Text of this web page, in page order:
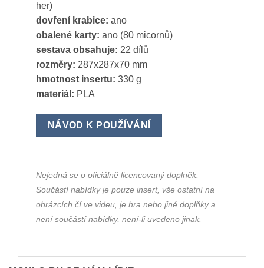
her)
dovření krabice: ano
obalené karty: ano (80 micornů)
sestava obsahuje: 22 dílů
rozměry: 287x287x70 mm
hmotnost insertu: 330 g
materiál: PLA
NÁVOD K POUŽÍVÁNÍ
Nejedná se o oficiálně licencovaný doplněk.
Součástí nabídky je pouze insert, vše ostatní na
obrázcích čí ve videu, je hra nebo jiné doplňky a
není součástí nabídky, není-li uvedeno jinak.